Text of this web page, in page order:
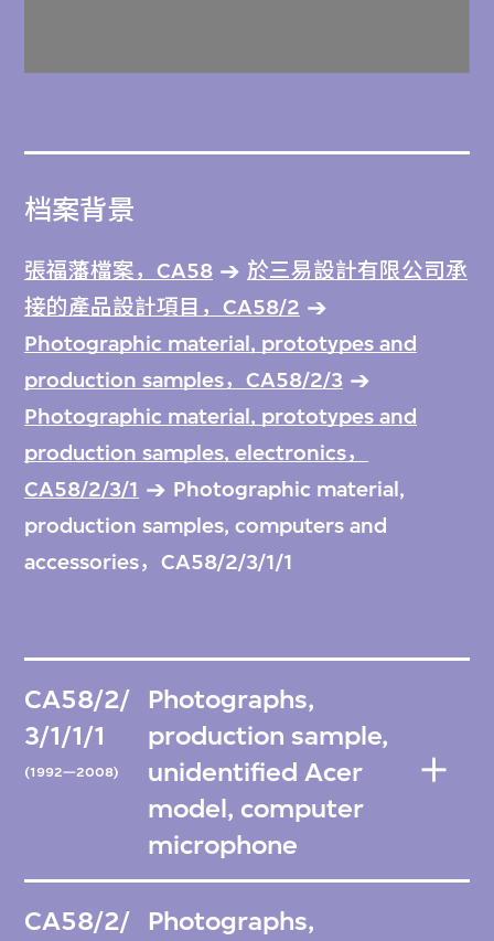
档案背景
張福藩檔案，CA58
於三易設計有限公司承
接的產品設計項目，CA58/2
Photographic material, prototypes and
production samples，CA58/2/3
Photographic material, prototypes and
production samples, electronics，
CA58/2/3/1
Photographic material,
production samples, computers and
accessories，CA58/2/3/1/1
CA58/2/
3/1/1/1
(1992—2008)
Photographs,
production sample,
unidentified Acer
model, computer
microphone
CA58/2/
Photographs,